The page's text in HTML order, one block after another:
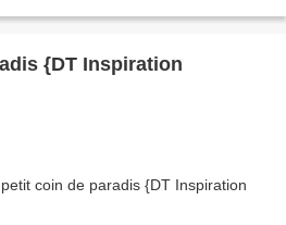
{DT Inspiration